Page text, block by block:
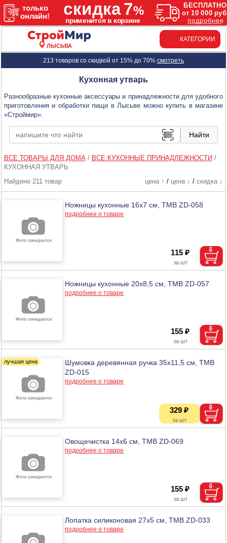
ЛЫСЬВА
КАТЕГОРИИ
213 товаров со скидкой от 15% до 70% смотреть
Кухонная утварь
Разнообразные кухонные аксессуары и принадлежности для удобного
приготовления и обработки пищи в Лысьве можно купить в магазине
«Строймир».
ВСЕ ТОВАРЫ ДЛЯ ДОМА/ ВСЕ КУХОННЫЕ ПРИНАДЛЕЖНОСТИ /
КУХОННАЯ УТВАРЬ
Найдено 211 товар
цена ↑ / цена ↓ / скидка ↓
Ножницы кухонные 16х7 см, ТМВ ZD-058
подробнее о товаре
115 ₽
Ножницы кухонные 20х8,5 см, ТМВ ZD-057
подробнее о товаре
155 ₽
Шумовка деревянная ручка 35х11,5 см, ТМВ
ZD-015
подробнее о товаре
329 ₽
Овощечистка 14х6 см, ТМВ ZD-069
подробнее о товаре
155 ₽
Лопатка силиконовая 27х5 см, ТМВ ZD-033
подробнее о товаре